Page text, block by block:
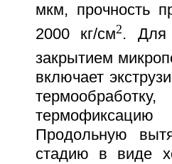
мкм, прочность
2000 кг/см2. Для
закрытием
включает
термофиксацию
Продольную
стадию в виде